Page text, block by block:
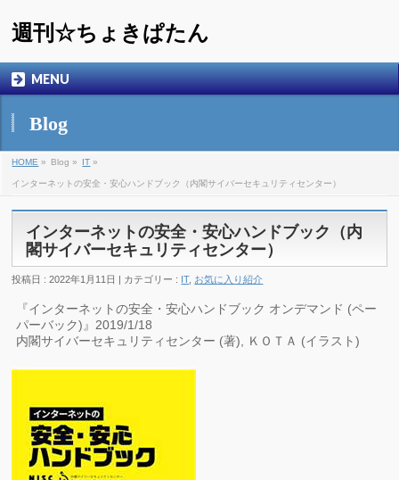
週刊☆ちょきぱたん
MENU
Blog
HOME » Blog » IT »
インターネットの安全・安心ハンドブック（内閣サイバーセキュリティセンター）
インターネットの安全・安心ハンドブック（内
閣サイバーセキュリティセンター）
投稿日 : 2022年1月11日 | カテゴリー : IT, お気に入り紹介
『インターネットの安全・安心ハンドブック オンデマンド (ペー
パーバック)』2019/1/18
内閣サイバーセキュリティセンター (著), ＫＯＴＡ (イラスト)